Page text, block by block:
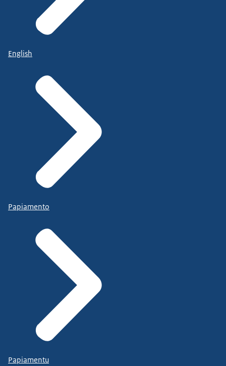
English
Papiamento
Papiamentu